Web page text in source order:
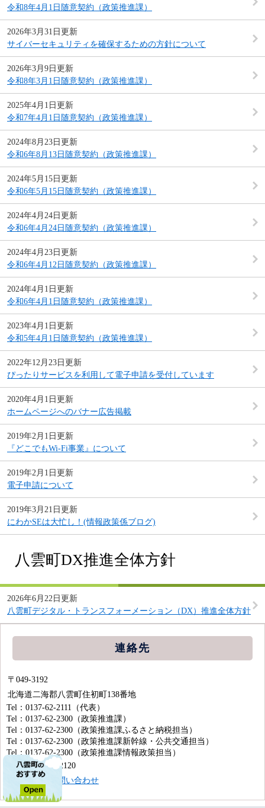
令和8年4月1日随意契約（政策推進課）
2026年3月31日更新
サイバーセキュリティを確保するための方針について
2026年3月9日更新
令和8年3月1日随意契約（政策推進課）
2025年4月1日更新
令和7年4月1日随意契約（政策推進課）
2024年8月23日更新
令和6年8月13日随意契約（政策推進課）
2024年5月15日更新
令和6年5月15日随意契約（政策推進課）
2024年4月24日更新
令和6年4月24日随意契約（政策推進課）
2024年4月23日更新
令和6年4月12日随意契約（政策推進課）
2024年4月1日更新
令和6年4月1日随意契約（政策推進課）
2023年4月1日更新
令和5年4月1日随意契約（政策推進課）
2022年12月23日更新
ぴったりサービスを利用して電子申請を受付しています
2020年4月1日更新
ホームページへのバナー広告掲載
2019年2月1日更新
『どこでもWi-Fi事業』について
2019年2月1日更新
電子申請について
2019年3月21日更新
にわかSEは大忙し！(情報政策係ブログ)
八雲町DX推進全体方針
2026年6月22日更新
八雲町デジタル・トランスフォーメーション（DX）推進全体方針
連絡先
〒049-3192
北海道二海郡八雲町住初町138番地
Tel：0137-62-2111
（代表）
Tel：0137-62-2300 （政策推進課）
Tel：0137-62-2300 （政策推進課ふるさと納税担当）
Tel：0137-62-2300 （政策推進課新幹線・公共交通担当）
Tel：0137-62-2300 （政策推進課情報政策担当）
Fax：0137-62-2120
メールでのお問い合わせ